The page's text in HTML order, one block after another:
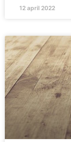
12 april 2022